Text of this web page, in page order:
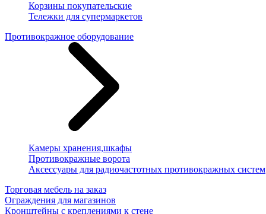
Корзины покупательские
Тележки для супермаркетов
Противокражное оборудование
Камеры хранения,шкафы
Противокражные ворота
Аксессуары для радиочастотных противокражных систем
Торговая мебель на заказ
Ограждения для магазинов
Кронштейны с креплениями к стене